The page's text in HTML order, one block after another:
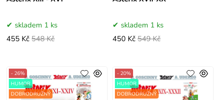
skladem 1 ks
455 Kč 548 Kč
skladem 1 ks
450 Kč 549 Kč
- 26%
HUMOR
DOBRODRUŽNÝ
- 20%
HUMOR
DOBRODRUŽNÝ